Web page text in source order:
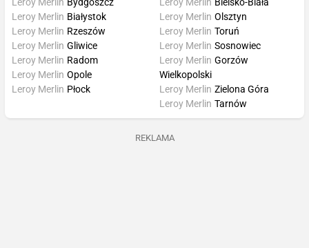
Leroy Merlin Bydgoszcz
Leroy Merlin Białystok
Leroy Merlin Rzeszów
Leroy Merlin Bielsko-Biała
Leroy Merlin Olsztyn
Leroy Merlin Toruń
Leroy Merlin Gliwice
Leroy Merlin Radom
Leroy Merlin Opole
Leroy Merlin Płock
Leroy Merlin Sosnowiec
Leroy Merlin Gorzów
Wielkopolski
Leroy Merlin Zielona Góra
Leroy Merlin Tarnów
REKLAMA